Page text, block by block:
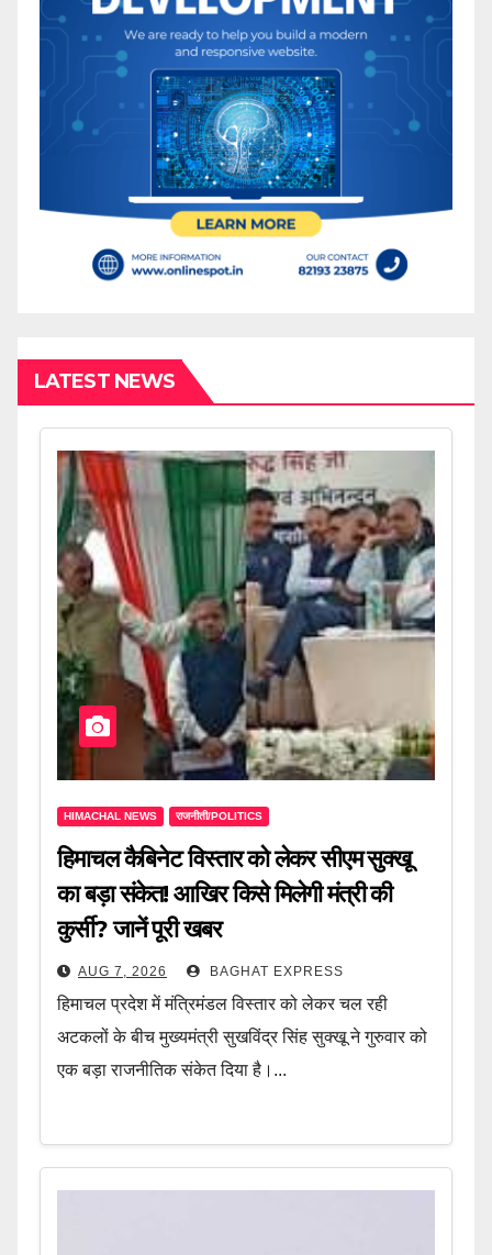
LATEST NEWS
HIMACHAL NEWS राजनीती/POLITICS
हिमाचल कैबिनेट विस्तार को लेकर सीएम सुक्खू
का बड़ा संकेत! आखिर किसे मिलेगी मंत्री की
कुर्सी? जानें पूरी खबर
AUG 7, 2026 BAGHAT EXPRESS
हिमाचल प्रदेश में मंत्रिमंडल विस्तार को लेकर चल रही
अटकलों के बीच मुख्यमंत्री सुखविंद्र सिंह सुक्खू ने गुरुवार को
एक बड़ा राजनीतिक संकेत दिया है।...